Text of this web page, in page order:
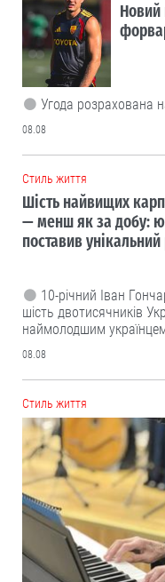
Новий
Угода розрахована
08.08
Cтиль життя
Шість найвищих
— менш як за добу:
поставив
10-річний Іван
шість двотисячників
наймолодшим
08.08
Cтиль життя